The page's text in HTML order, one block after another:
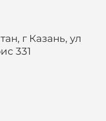
г Казань, ул
331